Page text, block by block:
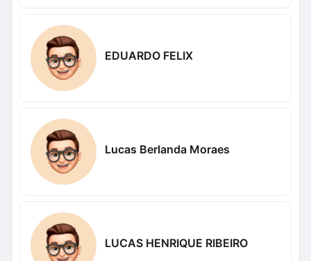
EDUARDO FELIX
Lucas Berlanda Moraes
LUCAS HENRIQUE RIBEIRO